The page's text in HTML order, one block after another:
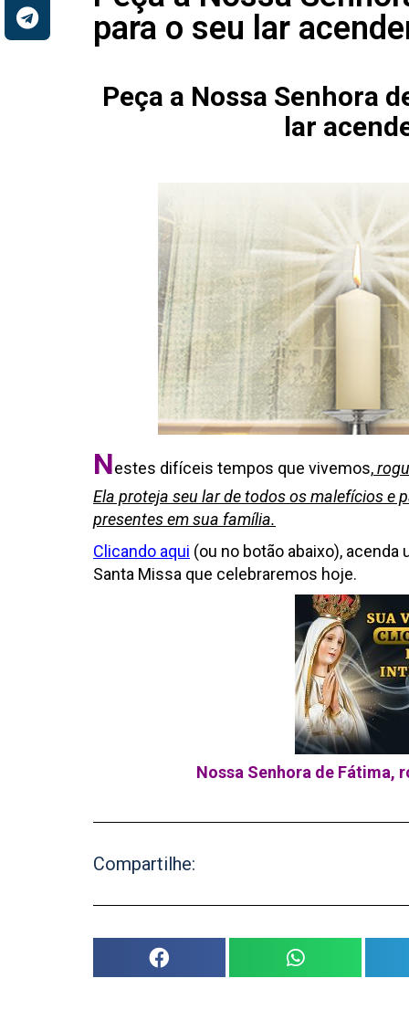
para o seu lar
Peça a Nossa Senhora
lar
Nestes difíceis tempos que vivemos,
Ela proteja seu lar de todos os malefícios e
presentes em sua família.
Clicando aqui (ou no botão abaixo),
Santa Missa que celebraremos hoje.
Nossa Senhora de Fátima,
Compartilhe: